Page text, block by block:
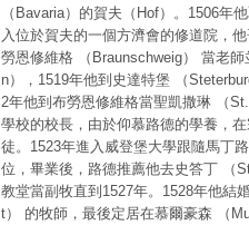
（Bavaria）的賀夫（Hof）。1506年
入位於賀夫的一個方濟會的修道院，
勞恩修維格 （Braunschweig） 當老
n），1519年他到史達特堡 （
2年他到布勞恩修維格當聖凱撒琳 （
學校的校長，由於仰慕路德的學養，
徒。1523年進入威登堡大學跟隨馬丁
位，畢業後，路德推薦他去史答丁 （
教堂當副牧直到1527年。1528年他結
t） 的牧師，最後定居在慕爾豪森 （